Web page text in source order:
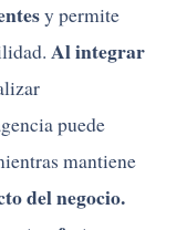
ypermite
Alintegrar
puede
mantiene
delnegocio.